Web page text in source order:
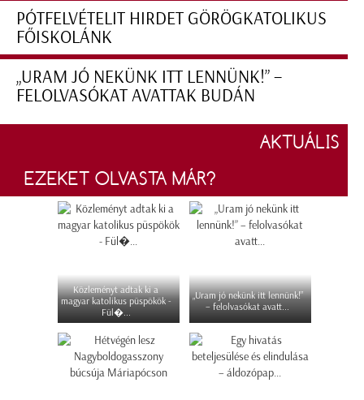
PÓTFELVÉTELIT HIRDET GÖRÖGKATOLIKUS
FŐISKOLÁNK
„URAM JÓ NEKÜNK ITT LENNÜNK!” –
FELOLVASÓKAT AVATTAK BUDÁN
AKTUÁLIS
EZEKET OLVASTA MÁR?
Közleményt adtak ki a
magyar katolikus püspökök -
Fül�...
„Uram jó nekünk itt lennünk!”
– felolvasókat avatt...